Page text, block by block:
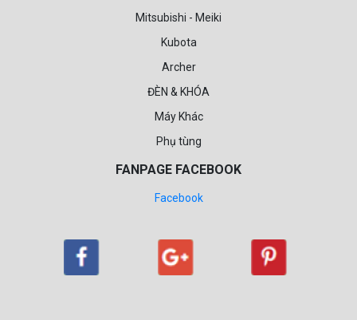
Mitsubishi - Meiki
Kubota
Archer
ĐÈN & KHÓA
Máy Khác
Phụ tùng
FANPAGE FACEBOOK
Facebook